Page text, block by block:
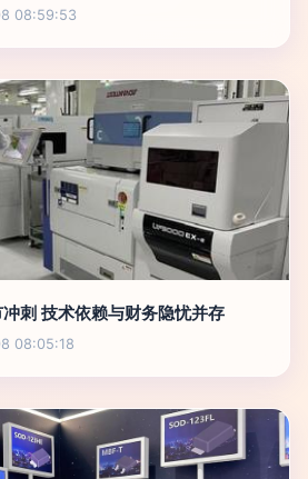
08:59:53
刺 技术依赖与财务隐忧并存
08:05:18